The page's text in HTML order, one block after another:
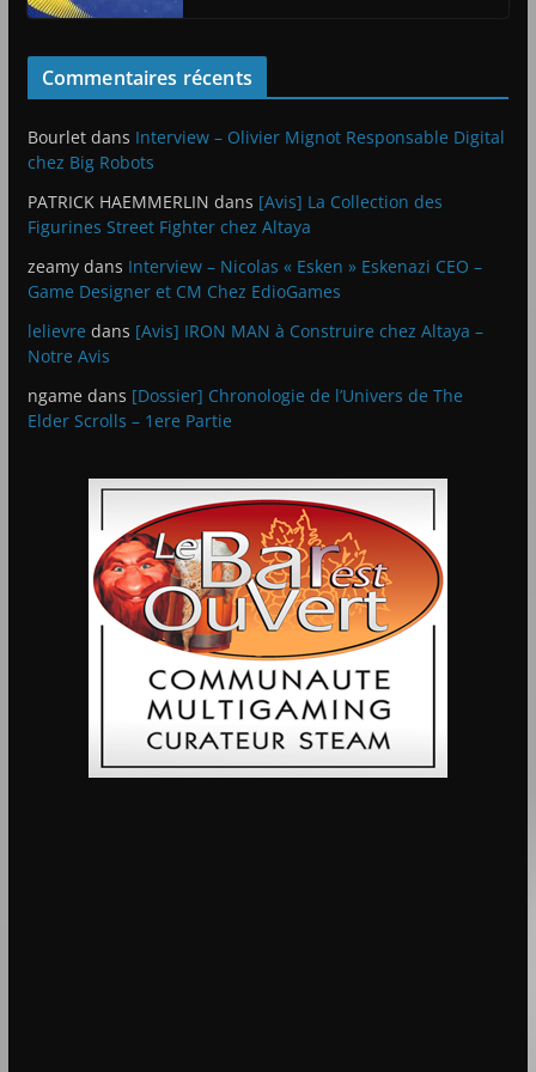
Commentaires récents
Bourletdans Interview – Olivier Mignot Responsable Digital
chez Big Robots
PATRICK HAEMMERLIN dans [Avis] La Collection des
Figurines Street Fighter chez Altaya
zeamydans Interview – Nicolas « Esken » Eskenazi CEO –
Game Designer et CM Chez EdioGames
lelievre dans [Avis] IRON MAN à Construire chez Altaya –
Notre Avis
ngame dans [Dossier] Chronologie de l’Univers de The
Elder Scrolls – 1ere Partie